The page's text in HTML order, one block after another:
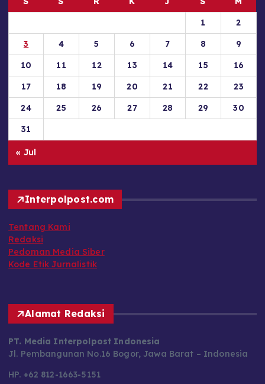
1
2
3
4 5 6 7 8
9
10
11 12 13 14 15
16
17
18 19 20 21 22
23
24
25 26 27 28 29
30
31
« Jul
Interpolpost.com
Redaksi
Pedoman Media Siber
Kode Etik Jurnalistik
Alamat Redaksi
Jl. Pembangunan No.16 Bogor, Jawa Barat – Indonesia